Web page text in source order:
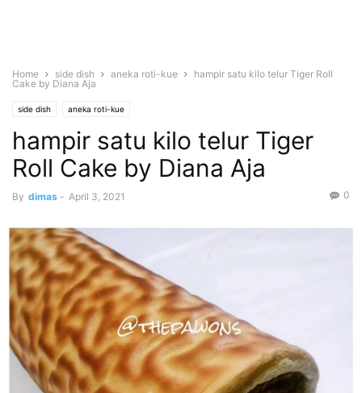
Home side dish aneka roti-kue
hampir satu kilo telur Tiger Roll
Cake by Diana Aja
side dish aneka roti-kue
hampir satu kilo telur Tiger
Roll Cake by Diana Aja
By dimas - April 3, 2021 0